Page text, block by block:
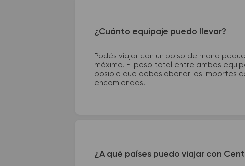
¿Cuánto equipaje puedo llevar?
Podés viajar con un bolso de mano
máximo. El peso total entre ambos
posible que debas abonar los importes
encomiendas.
¿A qué países puedo viajar con